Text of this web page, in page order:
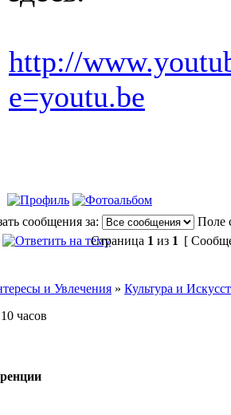
http://
e=youtu.be
сообщения за:
Поле
Страница 1 из 1 [
и Увлечения » Культура и
часов